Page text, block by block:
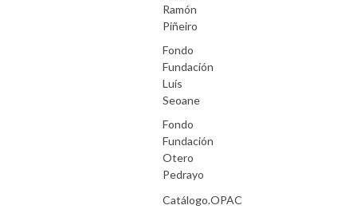
Ramón
Piñeiro
Fondo
Fundación
Luís
Seoane
Fondo
Fundación
Otero
Pedrayo
Catálogo.OPAC